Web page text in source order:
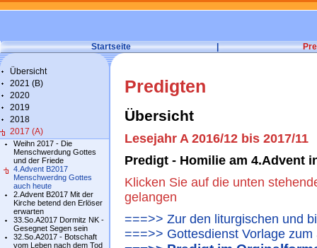
Startseite |
Übersicht
2021 (B)
2020
2019
2018
2017 (A)
Weihn 2017 - Die
Menschwerdung Gottes
und der Friede
4.Advent B2017
Menschwerdng Gottes
auch heute
2.Advent B2017 Mit der
Kirche betend den Erlöser
erwarten
33.So.A2017 Dormitz NK -
Gesegnet Segen sein
32.So.A2017 - Botschaft
vom Leben nach dem Tod
Predigten
Übersicht
Lesejahr A 2016/12 bis 2017/11
Predigt - Homilie am 4.Advent
Klicken Sie auf die unten
gelangen
===>> Zur den liturgischen und
===>> Gottesdienst Vorlage